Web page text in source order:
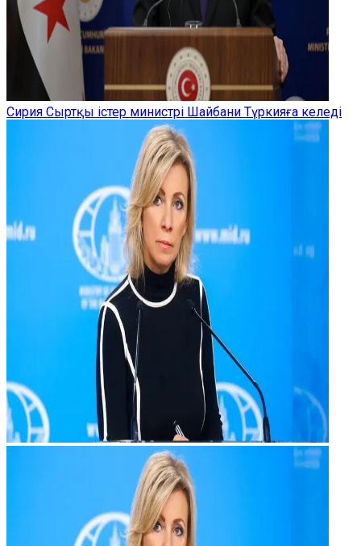
Сирия Сыртқы істер министрі Шайбани Түркияға келеді